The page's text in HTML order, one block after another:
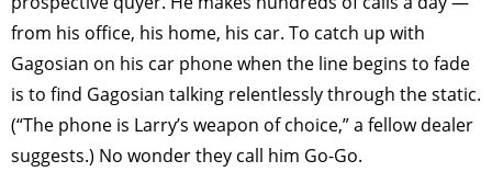
from his office, his home, his car. To catch up with
Gagosian on his car phone when the line begins to fade
is to find Gagosian talking relent­lessly through the static.
(“The phone is Larry’s weapon of choice,” a fellow dealer
suggests.) No wonder they call him Go-Go.